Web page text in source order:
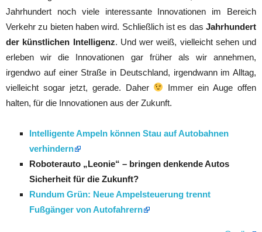
Jahrhundert noch viele interessante Innovationen im Bereich
Verkehr zu bieten haben wird. Schließlich ist es das Jahrhundert
der künstlichen Intelligenz. Und wer weiß, vielleicht sehen und
erleben wir die Innovationen gar früher als wir annehmen,
irgendwo auf einer Straße in Deutschland, irgendwann im Alltag,
vielleicht sogar jetzt, gerade. Daher
Immer ein Auge offen
halten, für die Innovationen aus der Zukunft.
Intelligente Ampeln können Stau auf Autobahnen
verhindern
Roboterauto „Leonie“ – bringen denkende Autos
Sicherheit für die Zukunft?
Rundum Grün: Neue Ampelsteuerung trennt
Fußgänger von Autofahrern